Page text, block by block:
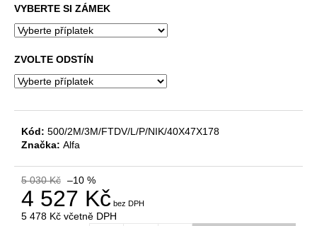
VYBERTE SI ZÁMEK
ZVOLTE ODSTÍN
Kód: 500/2M/3M/FTDV/L/P/NIK/40X47X178
Značka: Alfa
5 030 Kč –10 %
4 527 Kč
5 478 Kč včetně DPH
r
u
č
u
j
e
STŮL
ALFA
400,
180
X